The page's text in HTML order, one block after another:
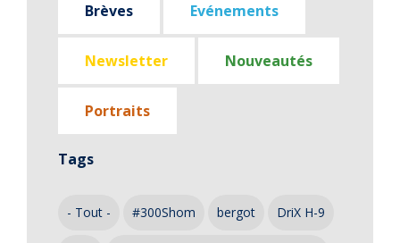
Brèves Evénements
Newsletter Nouveautés
Portraits
Tags
- Tout - #300Shom bergot DriX H-9